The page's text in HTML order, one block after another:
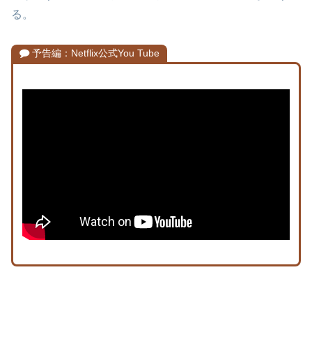
る。
予告編：Netflix公式You Tube